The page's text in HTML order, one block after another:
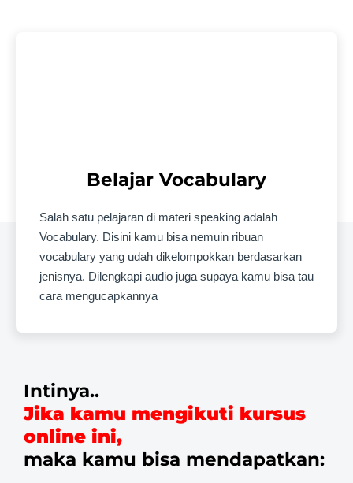
vocabulary yang udah dikelompokkan berdasarkan
jenisnya. Dilengkapi audio juga supaya kamu bisa tau
cara mengucapkannya